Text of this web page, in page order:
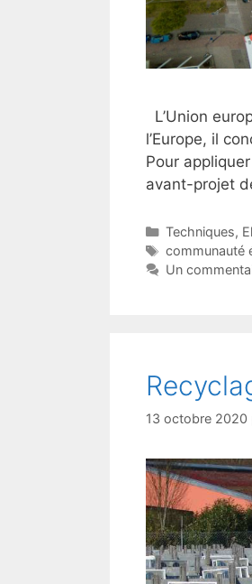
L’Union
l’Europe, il
Pour
avant-projet
Catégories
Techniques,
Étiquettes
communauté
Un
13 octobre 2020